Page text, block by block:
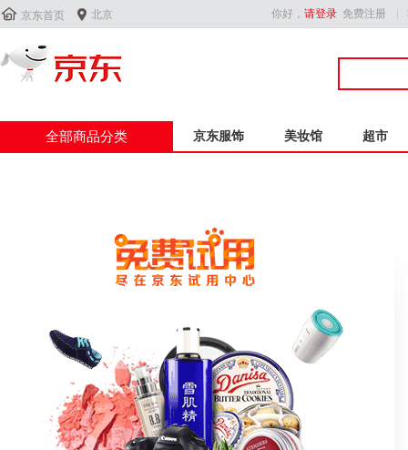
 京东首页  北京 你好， 请登录 免费注册
全部商品分类 京东服饰 美妆馆 超市